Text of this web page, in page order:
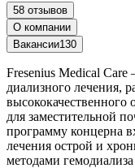
58 отзывов
О компании
Вакансии130
Fresenius Medical Care
диализного лечения,
высококачественного
для заместительной
программу концерна
лечения острой и
методами